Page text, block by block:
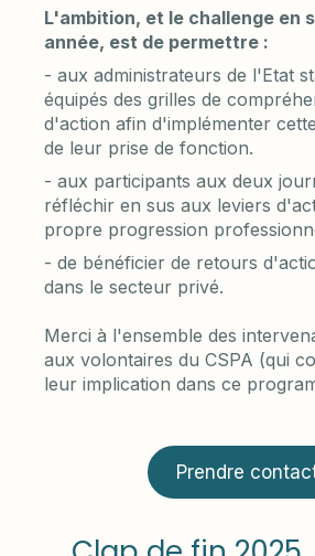
L'ambition, et le challenge en
année, est de permettre :
- aux administrateurs de l'Etat
équipés des grilles de
d'action afin d'implémenter
de leur prise de fonction.
- aux participants aux deux
réfléchir en sus aux leviers
propre progression
- de bénéficier de retours
dans le secteur privé.
Merci à l'ensemble des
aux volontaires du CSPA (qui
leur implication dans ce
Prendre